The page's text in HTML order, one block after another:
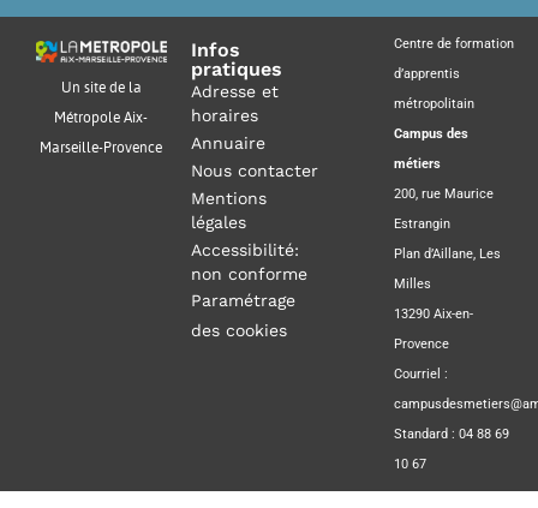
Un site de la
Métropole Aix-
Marseille-Provence
Infos
pratiques
Adresse et
horaires
Annuaire
Nous contacter
Mentions
légales
Accessibilité:
non conforme
Paramétrage
des cookies
Centre de formation
d’apprentis
métropolitain
Campus des
métiers
200, rue Maurice
Estrangin
Plan d’Aillane, Les
Milles
13290 Aix-en-
Provence
Courriel :
Standard : 04 88 69
10 67